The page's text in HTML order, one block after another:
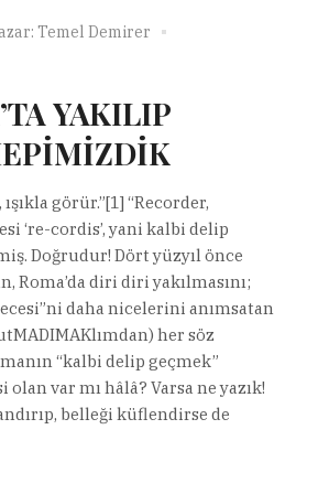
Temel Demirer
YAKILIP
ışıkla görür.”[1] “Recorder,
‘re-cordis’, yani kalbi delip
Doğrudur! Dört yüzyıl önce
Roma’da diri diri yakılmasını;
daha nicelerini anımsatan
her söz
“kalbi delip geçmek”
var mı hâlâ? Varsa ne yazık!
belleği küflendirse de